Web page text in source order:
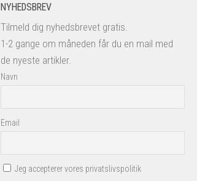
NYHEDSBREV
Tilmeld dig nyhedsbrevet gratis.
1-2 gange om måneden får du en mail med
de nyeste artikler.
Navn
Email
Jeg accepterer vores privatslivspolitik